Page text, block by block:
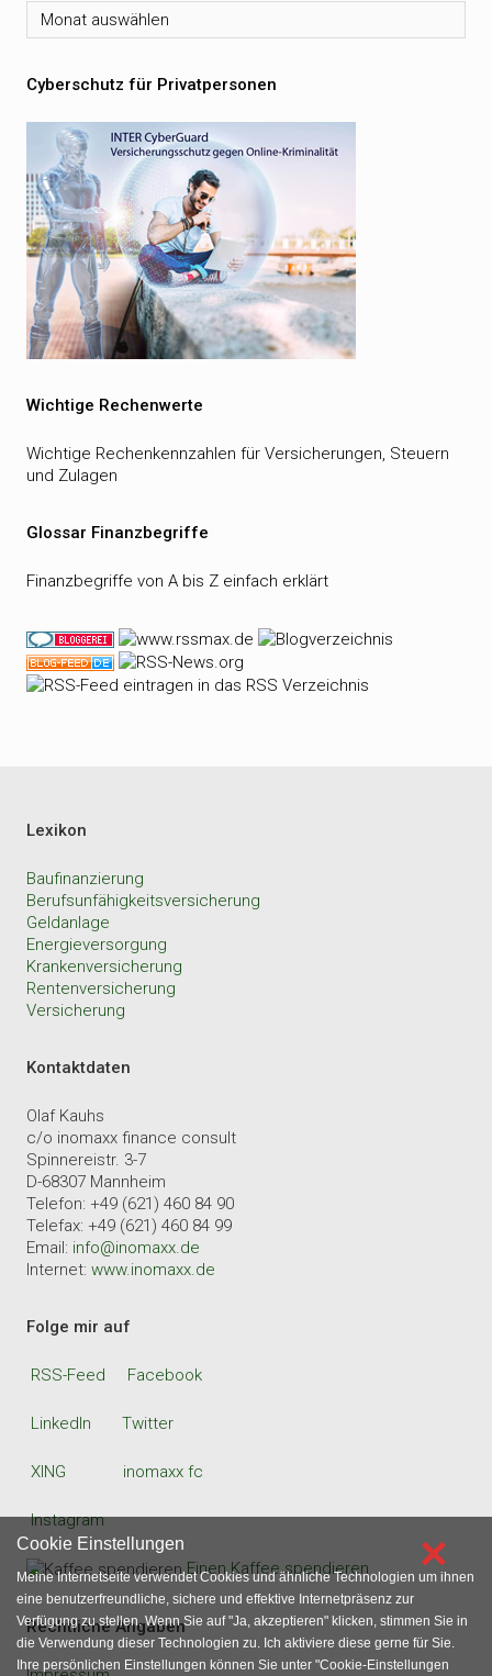
Archiv
Cyberschutz für Privatpersonen
Wichtige Rechenwerte
Wichtige Rechenkennzahlen für Versicherungen, Steuern
und Zulagen
Glossar Finanzbegriffe
Finanzbegriffe von A bis Z einfach erklärt
Lexikon
Baufinanzierung
Berufsunfähigkeitsversicherung
Geldanlage
Energieversorgung
Krankenversicherung
Rentenversicherung
Versicherung
Kontaktdaten
Olaf Kauhs
c/o inomaxx finance consult
Spinnereistr. 3-7
D-68307 Mannheim
Telefon: +49 (621) 460 84 90
Telefax: +49 (621) 460 84 99
Email: info@inomaxx.de
Internet: www.inomaxx.de
Folge mir auf
RSS-Feed Facebook
LinkedIn Twitter
XING inomaxx fc
Instagram
Einen Kaffee spendieren
Rechtliche Angaben
×
Cookie Einstellungen
Meine Internetseite verwendet Cookies und ähnliche Technologien um ihnen
eine benutzerfreundliche, sichere und effektive Internetpräsenz zur
Verfügung zu stellen. Wenn Sie auf "Ja, akzeptieren" klicken, stimmen Sie in
die Verwendung dieser Technologien zu. Ich aktiviere diese gerne für Sie.
Ihre persönlichen Einstellungen können Sie unter "Cookie-Einstellungen